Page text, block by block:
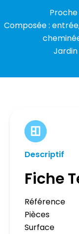
Composée :
Descriptif
Fiche
Référence
Pièces
Surface